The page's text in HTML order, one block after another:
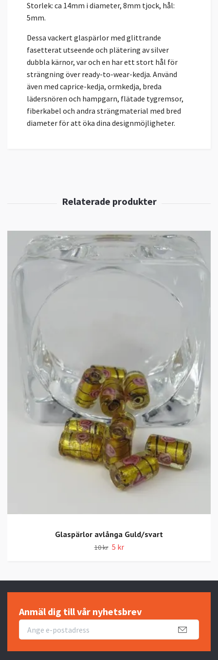
Storlek: ca 14mm i diameter, 8mm tjock, hål:
5mm.
Dessa vackert glaspärlor med glittrande
fasetterat utseende och plätering av silver
dubbla kärnor, var och en har ett stort hål för
strängning över ready-to-wear-kedja. Använd
även med caprice-kedja, ormkedja, breda
lädersnören och hampgarn, flätade tygremsor,
fiberkabel och andra strängmaterial med bred
diameter för att öka dina designmöjligheter.
Glaspärlor avlånga Guld/svart
10 kr 5 kr
Anmäl dig till vår nyhetsbrev